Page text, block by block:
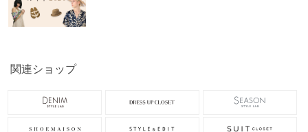
関連ショップ